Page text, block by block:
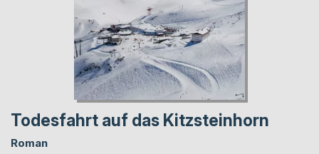
Todesfahrt auf das Kitzsteinhorn
Roman